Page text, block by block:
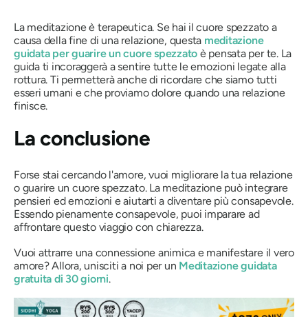
La meditazione è terapeutica. Se hai il cuore spezzato a
causa della fine di una relazione, questa meditazione
guidata per guarire un cuore spezzato è pensata per te. La
guida ti incoraggerà a sentire tutte le emozioni legate alla
rottura. Ti permetterà anche di ricordare che siamo tutti
esseri umani e che proviamo dolore quando una relazione
finisce.
La conclusione
Forse stai cercando l'amore, vuoi migliorare la tua relazione
o guarire un cuore spezzato. La meditazione può integrare
pensieri ed emozioni e aiutarti a diventare più consapevole.
Essendo pienamente consapevole, puoi imparare ad
affrontare questo viaggio con chiarezza.
Vuoi attrarre una connessione animica e manifestare il vero
amore? Allora, unisciti a noi per un Meditazione guidata
gratuita di 30 giorni.